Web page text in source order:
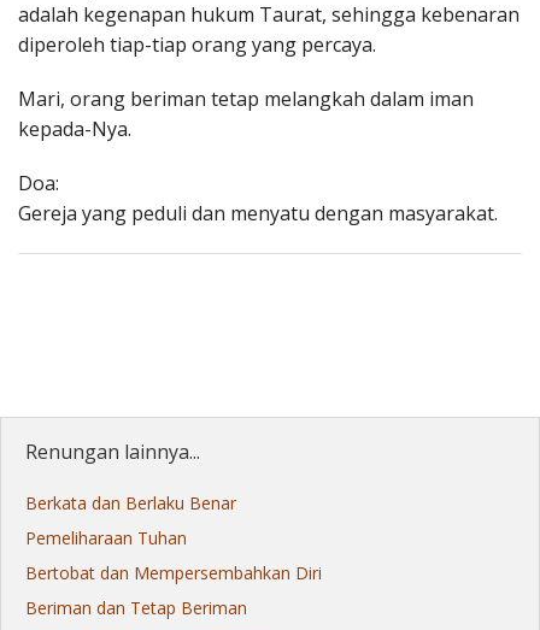
adalah kegenapan hukum Taurat, sehingga kebenaran
diperoleh tiap-tiap orang yang percaya.
Mari, orang beriman tetap melangkah dalam iman
kepada-Nya.
Doa:
Gereja yang peduli dan menyatu dengan masyarakat.
Renungan lainnya...
Berkata dan Berlaku Benar
Pemeliharaan Tuhan
Bertobat dan Mempersembahkan Diri
Beriman dan Tetap Beriman